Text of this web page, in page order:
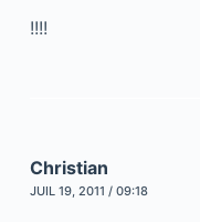
!!!!
Christian
JUIL 19, 2011 / 09:18